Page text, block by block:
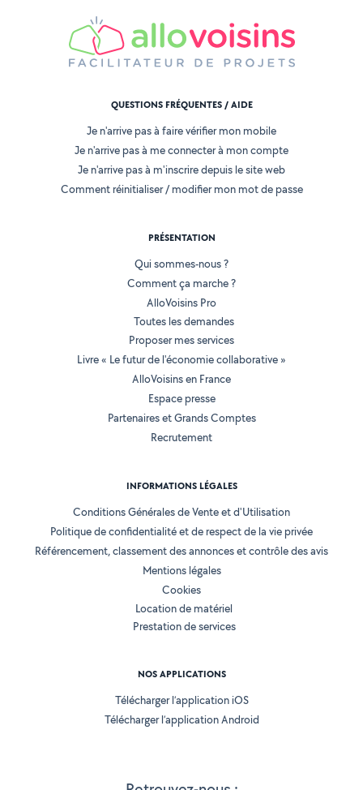
QUESTIONS FRÉQUENTES / AIDE
Je n'arrive pas à faire vérifier mon mobile
Je n'arrive pas à me connecter à mon compte
Je n'arrive pas à m'inscrire depuis le site web
Comment réinitialiser / modifier mon mot de passe
PRÉSENTATION
Qui sommes-nous ?
Comment ça marche ?
AlloVoisins Pro
Toutes les demandes
Proposer mes services
Livre « Le futur de l'économie collaborative »
AlloVoisins en France
Espace presse
Partenaires et Grands Comptes
Recrutement
INFORMATIONS LÉGALES
Conditions Générales de Vente et d'Utilisation
Politique de confidentialité et de respect de la vie privée
Référencement, classement des annonces et contrôle des avis
Mentions légales
Cookies
Location de matériel
Prestation de services
NOS APPLICATIONS
Télécharger l’application iOS
Télécharger l’application Android